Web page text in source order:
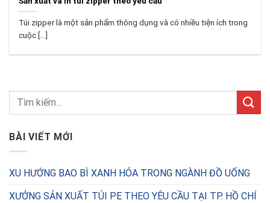
Túi zipper là một sản phẩm thông dụng và có nhiều tiện ích trong
cuộc [...]
BÀI VIẾT MỚI
XU HƯỚNG BAO BÌ XANH HÓA TRONG NGÀNH ĐỒ UỐNG
XƯỞNG SẢN XUẤT TÚI PE THEO YÊU CẦU TẠI TP. HỒ CHÍ